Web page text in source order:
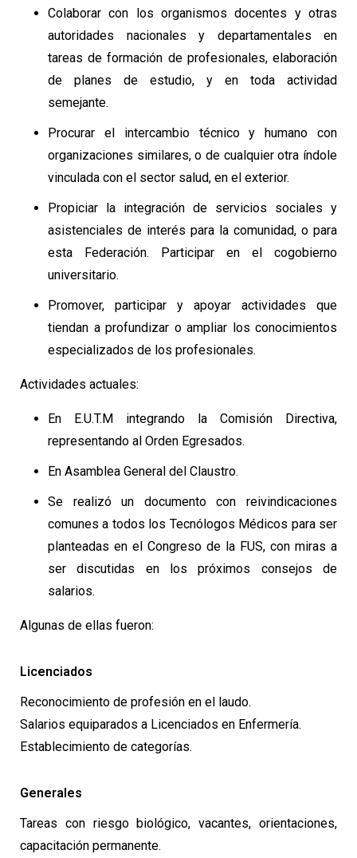
Colaborar con los organismos docentes y otras
autoridades nacionales y departamentales en
tareas de formación de profesionales, elaboración
de planes de estudio, y en toda actividad
semejante.
Procurar el intercambio técnico y humano con
organizaciones similares, o de cualquier otra índole
vinculada con el sector salud, en el exterior.
Propiciar la integración de servicios sociales y
asistenciales de interés para la comunidad, o para
esta Federación. Participar en el cogobierno
universitario.
Promover, participar y apoyar actividades que
tiendan a profundizar o ampliar los conocimientos
especializados de los profesionales.
Actividades actuales:
En E.U.T.M integrando la Comisión Directiva,
representando al Orden Egresados.
En Asamblea General del Claustro.
Se realizó un documento con reivindicaciones
comunes a todos los Tecnólogos Médicos para ser
planteadas en el Congreso de la FUS, con miras a
ser discutidas en los próximos consejos de
salarios.
Algunas de ellas fueron:
Licenciados
Reconocimiento de profesión en el laudo.
Salarios equiparados a Licenciados en Enfermería.
Establecimiento de categorías.
Generales
Tareas con riesgo biológico, vacantes, orientaciones,
capacitación permanente.